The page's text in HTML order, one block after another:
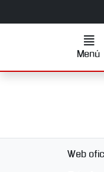
Ir al contenido principal
Menú
Web